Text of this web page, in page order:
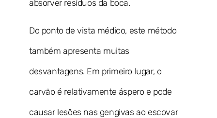
absorver resíduos da boca.
Do ponto de vista médico, este método
também apresenta muitas
desvantagens. Em primeiro lugar, o
carvão é relativamente áspero e pode
causar lesões nas gengivas ao escovar